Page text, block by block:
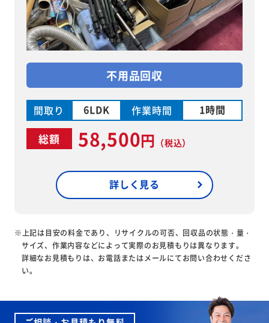
不用品回収
間取り 6LDK 作業時間 1時間
総額 58,500円 （税込）
詳しく見る
※上記は目安の料金であり、リサイクルの可否、回収品の状態・量・
サイズ、作業内容などによって実際のお見積もりは異なります。
詳細なお見積もりは、お電話またはメールにてお問い合わせくださ
い。